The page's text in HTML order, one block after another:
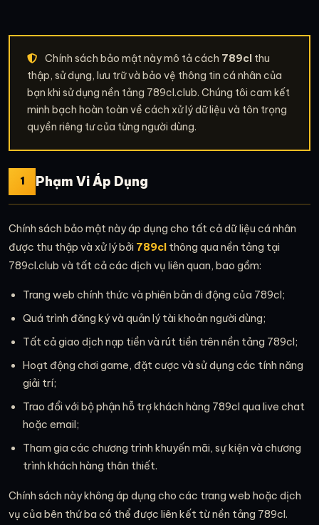
Chính sách bảo mật này mô tả cách 789cl thu
thập, sử dụng, lưu trữ và bảo vệ thông tin cá nhân của
bạn khi sử dụng nền tảng 789cl.club. Chúng tôi cam kết
minh bạch hoàn toàn về cách xử lý dữ liệu và tôn trọng
quyền riêng tư của từng người dùng.
1 Phạm Vi Áp Dụng
Chính sách bảo mật này áp dụng cho tất cả dữ liệu cá nhân
được thu thập và xử lý bởi 789cl thông qua nền tảng tại
789cl.club và tất cả các dịch vụ liên quan, bao gồm:
Trang web chính thức và phiên bản di động của 789cl;
Quá trình đăng ký và quản lý tài khoản người dùng;
Tất cả giao dịch nạp tiền và rút tiền trên nền tảng 789cl;
Hoạt động chơi game, đặt cược và sử dụng các tính năng
giải trí;
Trao đổi với bộ phận hỗ trợ khách hàng 789cl qua live chat
hoặc email;
Tham gia các chương trình khuyến mãi, sự kiện và chương
trình khách hàng thân thiết.
Chính sách này không áp dụng cho các trang web hoặc dịch
vụ của bên thứ ba có thể được liên kết từ nền tảng 789cl.